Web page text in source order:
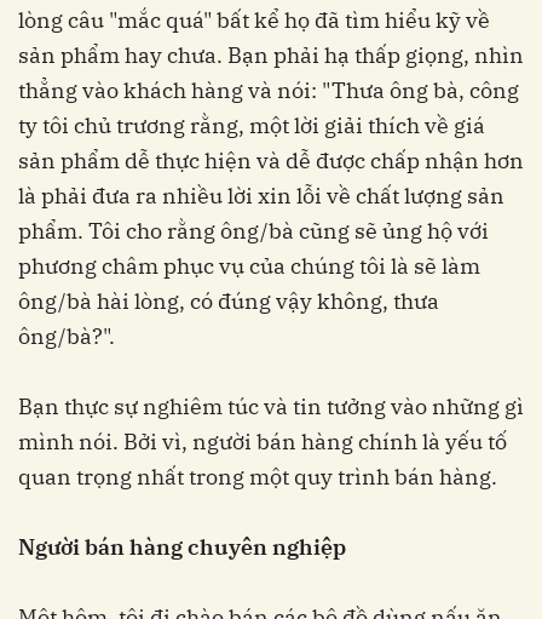
lòng câu "mắc quá" bất kể họ đã tìm hiểu kỹ về
sản phẩm hay chưa. Bạn phải hạ thấp giọng, nhìn
thẳng vào khách hàng và nói: "Thưa ông bà, công
ty tôi chủ trương rằng, một lời giải thích về giá
sản phẩm dễ thực hiện và dễ được chấp nhận hơn
là phải đưa ra nhiều lời xin lỗi về chất lượng sản
phẩm. Tôi cho rằng ông/bà cũng sẽ ủng hộ với
phương châm phục vụ của chúng tôi là sẽ làm
ông/bà hài lòng, có đúng vậy không, thưa
ông/bà?".
Bạn thực sự nghiêm túc và tin tưởng vào những gì
mình nói. Bởi vì, người bán hàng chính là yếu tố
quan trọng nhất trong một quy trình bán hàng.
Người bán hàng chuyên nghiệp